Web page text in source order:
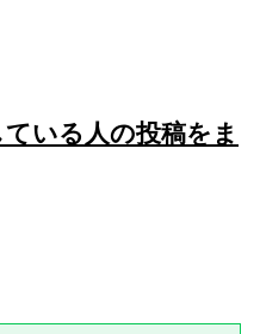
いる人の投稿をま